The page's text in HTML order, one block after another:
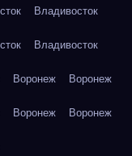
Владивосток
Владивосток
Воронеж Воронеж
Воронеж Воронеж